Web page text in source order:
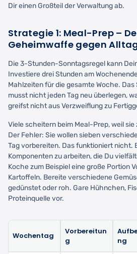
Dir einen Großteil der Verwaltung ab.
Strategie 1: Meal-Prep –
Geheimwaffe gegen
Die 3-Stunden-Sonntagsregel kann
Investiere drei Stunden am
Mahlzeiten für die gesamte Woche.
musst nicht jeden Tag neu überlegen,
greifst nicht aus Verzweiflung zu
Viele scheitern beim Meal-Prep, weil
Der Fehler: Sie wollen sieben
Tag vorbereiten. Das funktioniert nicht.
Komponenten zu arbeiten, die Du
Koche zum Beispiel eine große Portion
Kartoffeln. Bereite verschiedene
gedünstet oder roh. Gare Hühnchen,
Proteinquelle vor.
Wochentag
Vorbereitun
g
ng